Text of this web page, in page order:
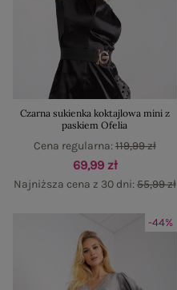
Czarna sukienka koktajlowa mini z
paskiem Ofelia
69,99 zł
Najniższa cena z 30 dni:55,99 zł
Cena regularna:119,99 zł
-44%